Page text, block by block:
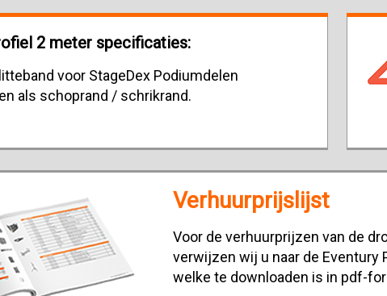
2 meter specificaties:
voor StageDex Podiumdelen
als schoprand / schrikrand.
Verhuurprijslijst
Voor de verhuurprijzen van de
verwijzen wij u naar de
welke te downloaden is in pdf-